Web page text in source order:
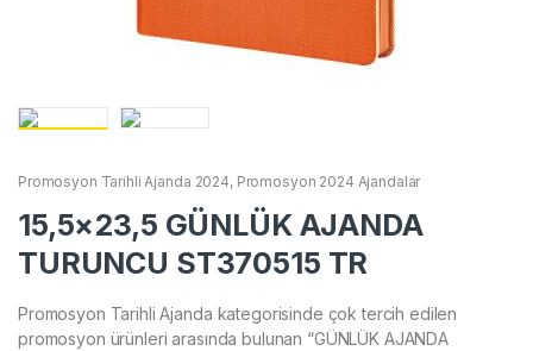
Promosyon Tarihli Ajanda 2024, Promosyon 2024 Ajandalar
15,5×23,5 GÜNLÜK AJANDA
TURUNCU ST370515 TR
Promosyon Tarihli Ajanda kategorisinde çok tercih edilen
promosyon ürünleri arasında bulunan “GÜNLÜK AJANDA